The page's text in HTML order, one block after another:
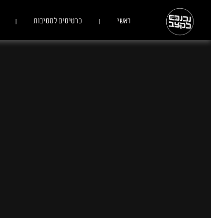
ראשי כרטיסים למסיבות